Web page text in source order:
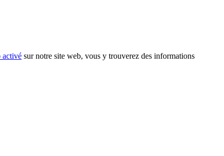
activé sur notre site web, vous y trouverez des informations